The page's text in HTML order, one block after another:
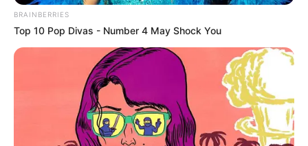
BRAINBERRIES
Top 10 Pop Divas - Number 4 May Shock You